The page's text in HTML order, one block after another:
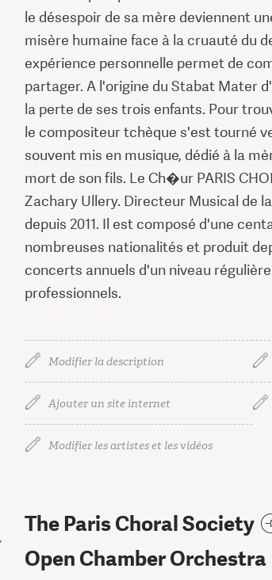
le désespoir de sa mère deviennent
misère humaine face à la cruauté du
expérience personnelle permet de
partager. A l'origine du Stabat Mater
la perte de ses trois enfants. Pour
le compositeur tchèque s'est tourné
souvent mis en musique, dédié à la
mort de son fils. Le Ch�ur PARIS
Zachary Ullery. Directeur Musical de
depuis 2011. Il est composé d'une
nombreuses nationalités et produit
concerts annuels d'un niveau
professionnels.
Modifier la description
Ajouter un site internet
Modifier les artistes et les vidéos
The Paris Choral Society
Open Chamber Orchestra